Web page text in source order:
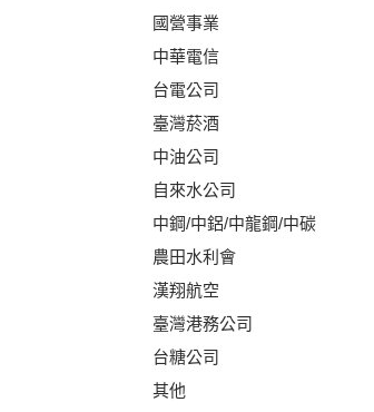
國營事業
中華電信
台電公司
臺灣菸酒
中油公司
自來水公司
中鋼/中鋁/中龍鋼/中碳
農田水利會
漢翔航空
臺灣港務公司
台糖公司
其他